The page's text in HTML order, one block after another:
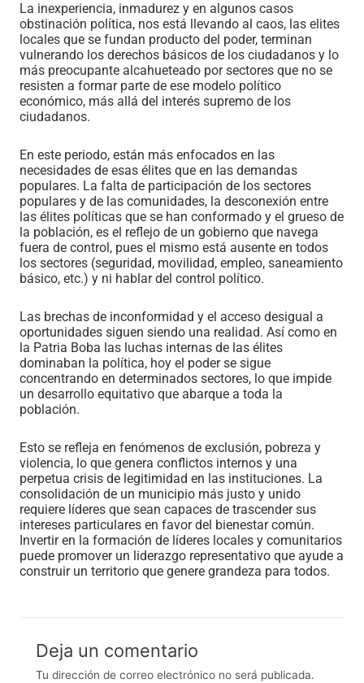
La inexperiencia, inmadurez y en algunos casos
obstinación política, nos está llevando al caos, las elites
locales que se fundan producto del poder, terminan
vulnerando los derechos básicos de los ciudadanos y lo
más preocupante alcahueteado por sectores que no se
resisten a formar parte de ese modelo político
económico, más allá del interés supremo de los
ciudadanos.
En este periodo, están más enfocados en las
necesidades de esas élites que en las demandas
populares. La falta de participación de los sectores
populares y de las comunidades, la desconexión entre
las élites políticas que se han conformado y el grueso de
la población, es el reflejo de un gobierno que navega
fuera de control, pues el mismo está ausente en todos
los sectores (seguridad, movilidad, empleo, saneamiento
básico, etc.) y ni hablar del control político.
Las brechas de inconformidad y el acceso desigual a
oportunidades siguen siendo una realidad. Así como en
la Patria Boba las luchas internas de las élites
dominaban la política, hoy el poder se sigue
concentrando en determinados sectores, lo que impide
un desarrollo equitativo que abarque a toda la
población.
Esto se refleja en fenómenos de exclusión, pobreza y
violencia, lo que genera conflictos internos y una
perpetua crisis de legitimidad en las instituciones. La
consolidación de un municipio más justo y unido
requiere líderes que sean capaces de trascender sus
intereses particulares en favor del bienestar común.
Invertir en la formación de líderes locales y comunitarios
puede promover un liderazgo representativo que ayude a
construir un territorio que genere grandeza para todos.
Deja un comentario
Tu dirección de correo electrónico no será publicada.